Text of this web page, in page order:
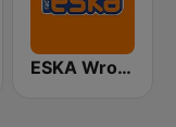
ESKA Wrocław